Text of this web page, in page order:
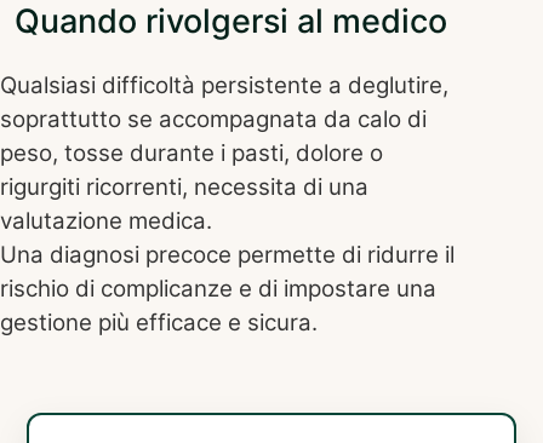
Quando rivolgersi al medico
Qualsiasi difficoltà persistente a deglutire,
soprattutto se accompagnata da calo di
peso, tosse durante i pasti, dolore o
rigurgiti ricorrenti, necessita di una
valutazione medica.
Una diagnosi precoce permette di ridurre il
rischio di complicanze e di impostare una
gestione più efficace e sicura.